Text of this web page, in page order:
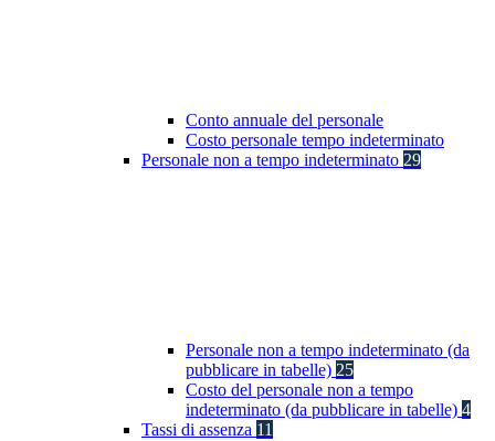
Conto annuale del personale
Costo personale tempo indeterminato
Personale non a tempo indeterminato 29
Personale non a tempo indeterminato (da
pubblicare in tabelle) 25
Costo del personale non a tempo
indeterminato (da pubblicare in tabelle) 4
Tassi di assenza 11